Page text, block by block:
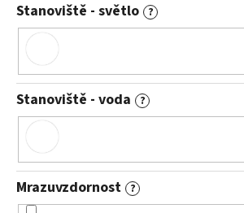
Stanoviště - světlo ?
Stanoviště - voda ?
Mrazuvzdornost ?